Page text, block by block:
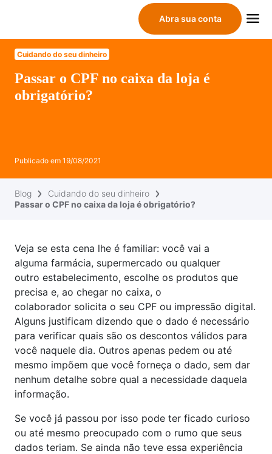
Abra sua conta
Cuidando do seu dinheiro
Passar o CPF no caixa da loja é
obrigatório?
Publicado em 19/08/2021
Blog
Cuidando do seu dinheiro
Passar o CPF no caixa da loja é obrigatório?
Veja se esta cena lhe é familiar: você vai a
alguma farmácia, supermercado ou qualquer
outro estabelecimento, escolhe os produtos que
precisa e, ao chegar no caixa, o
colaborador solicita o seu CPF ou impressão digital.
Alguns justificam dizendo que o dado é necessário
para verificar quais são os descontos válidos para
você naquele dia. Outros apenas pedem ou até
mesmo impõem que você forneça o dado, sem dar
nenhum detalhe sobre qual a necessidade daquela
informação.
Se você já passou por isso pode ter ficado curioso
ou até mesmo preocupado com o rumo que seus
dados teriam. Se ainda não teve essa experiência